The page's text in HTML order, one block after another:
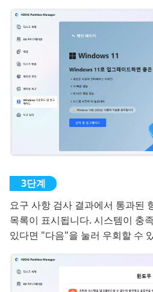
요구 사항 검사 결과에서 통과된
목록이 표시됩니다. 시스템이 충
있다면 "다음"을 눌러 우회할 수